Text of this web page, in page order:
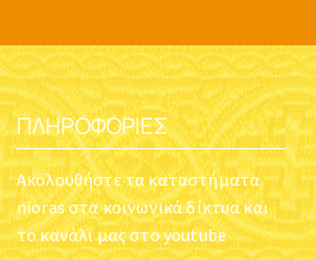
ΠΛΗΡΟΦΟΡΊΕΣ
Ακολουθήστε τα καταστήματα
nioras στα κοινωνικά δίκτυα και
το κανάλι μας στο youtube